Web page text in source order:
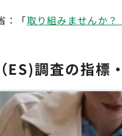
：「取り組みませんか
ES)調査の指標